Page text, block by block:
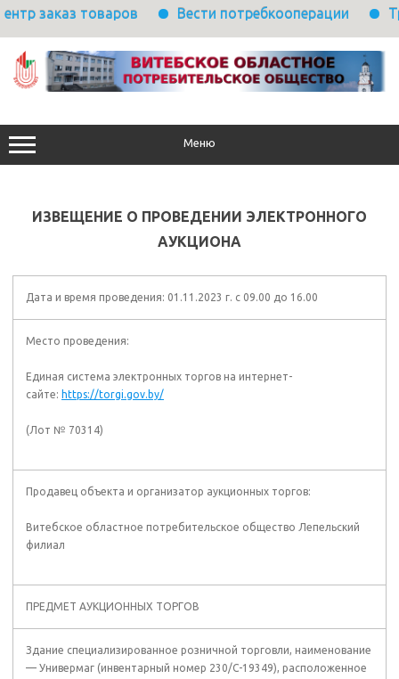
товаров Вести потребкооперации Требуется
содержимому
Меню
ИЗВЕЩЕНИЕ О ПРОВЕДЕНИИ ЭЛЕКТРОННОГО
АУКЦИОНА
Дата и время проведения: 01.11.2023 г. с 09.00 до 16.00
Место проведения:
Единая система электронных торгов на интернет-
сайте: https://torgi.gov.by/
(Лот № 70314)
Продавец объекта и организатор аукционных торгов:
Витебское областное потребительское общество Лепельский
филиал
ПРЕДМЕТ АУКЦИОННЫХ ТОРГОВ
Здание специализированное розничной торговли, наименование
— Универмаг (инвентарный номер 230/С-19349), расположенное